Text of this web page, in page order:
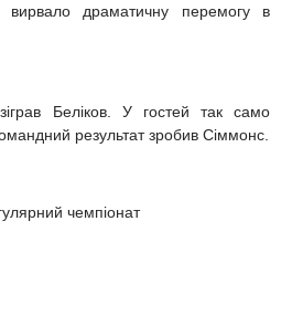
драматичну перемогу в
Беліков. У гостей так само
результат зробив Сіммонс.
чемпіонат